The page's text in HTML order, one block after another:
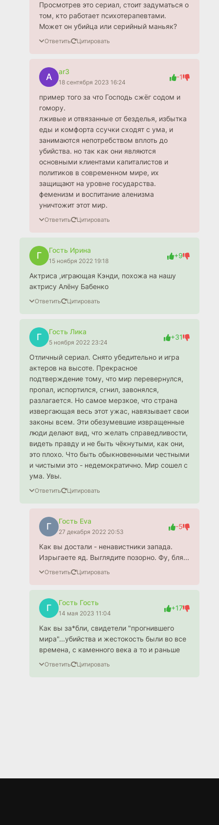
Просмотрев это сериал, стоит задуматься о
том, кто работает психотерапевтами.
Может он убийца или серийный маньяк?
Ответить Цитировать
A
ar3
18 сентября 2023 16:24
-1
пример того за что Господь сжёг содом и
гомору.
лживые и отвязанные от безделья, избытка
еды и комфорта ссучки сходят с ума, и
занимаются непотребством вплоть до
убийства. но так как они являются
основными клиентами капиталистов и
политиков в современном мире, их
защищают на уровне государства.
феменизм и воспитание аленизма
уничтожит этот мир.
Ответить Цитировать
Г
Гость Ирина
15 ноября 2022 19:18
+9
Актриса ,играющая Кэнди, похожа на нашу
актрису Алёну Бабенко
Ответить Цитировать
Г
Гость Лика
5 ноября 2022 23:24
+31
Отличный сериал. Снято убедительно и игра
актеров на высоте. Прекрасное
подтверждение тому, что мир перевернулся,
пропал, испортился, сгнил, завонялся,
разлагается. Но самое мерзкое, что страна
извергающая весь этот ужас, навязывает свои
законы всем. Эти обезумевшие извращенные
люди делают вид, что желать справедливости,
видеть правду и не быть чёкнутыми, как они,
это плохо. Что быть обыкновенными честными
и чистыми это - недемократично. Мир сошел с
ума. Увы.
Ответить Цитировать
Г
Гость Eva
27 декабря 2022 20:53
-5
Как вы достали - ненавистники запада.
Изрыгаете яд. Выглядите позорно. Фу, бля...
Ответить Цитировать
Г
Гость Гость
14 мая 2023 11:04
+17
Как вы за*бли, свидетели "прогнившего
мира"...убийства и жестокость были во все
времена, с каменного века а то и раньше
Ответить Цитировать